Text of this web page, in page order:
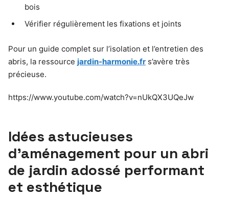
bois
Vérifier régulièrement les fixations et joints
Pour un guide complet sur l’isolation et l’entretien des
abris, la ressource jardin-harmonie.fr s’avère très
précieuse.
https://www.youtube.com/watch?v=nUkQX3UQeJw
Idées astucieuses
d’aménagement pour un abri
de jardin adossé performant
et esthétique